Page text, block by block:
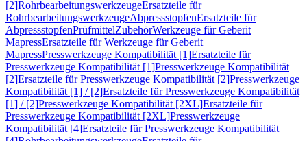
[2]RohrbearbeitungswerkzeugeErsatzteile für
RohrbearbeitungswerkzeugeAbpressstopfenErsatzteile für
AbpressstopfenPrüfmittelZubehörWerkzeuge für Geberit
MapressErsatzteile für Werkzeuge für Geberit
MapressPresswerkzeuge Kompatibilität [1]Ersatzteile für
Presswerkzeuge Kompatibilität [1]Presswerkzeuge Kompatibilität
[2]Ersatzteile für Presswerkzeuge Kompatibilität [2]Presswerkzeuge
Kompatibilität [1] / [2]Ersatzteile für Presswerkzeuge Kompatibilität
[1] / [2]Presswerkzeuge Kompatibilität [2XL]Ersatzteile für
Presswerkzeuge Kompatibilität [2XL]Presswerkzeuge
Kompatibilität [4]Ersatzteile für Presswerkzeuge Kompatibilität